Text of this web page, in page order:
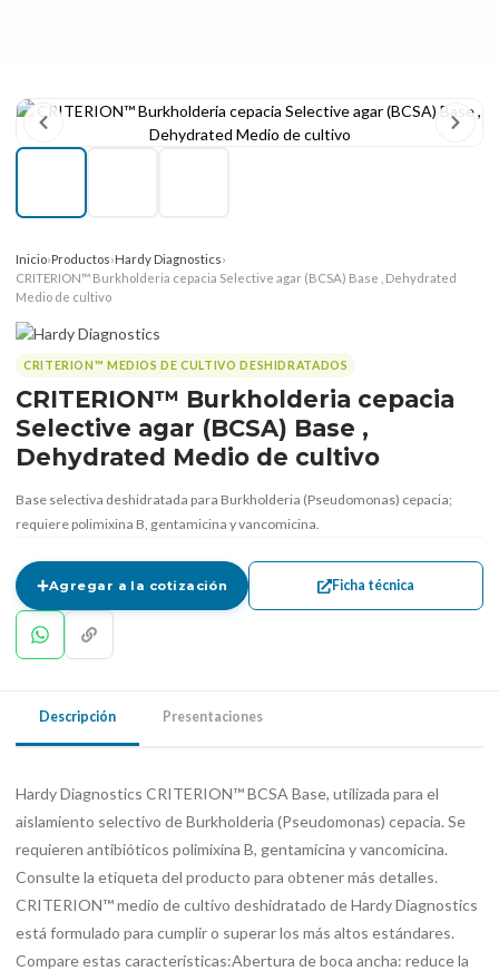
Inicio›Productos›Hardy Diagnostics›
CRITERION™ Burkholderia cepacia Selective agar (BCSA) Base , Dehydrated
Medio de cultivo
CRITERION™ MEDIOS DE CULTIVO DESHIDRATADOS
CRITERION™ Burkholderia cepacia
Selective agar (BCSA) Base ,
Dehydrated Medio de cultivo
Base selectiva deshidratada para Burkholderia (Pseudomonas) cepacia;
requiere polimixina B, gentamicina y vancomicina.
Agregar a la cotización Ficha técnica
Descripción Presentaciones
Hardy Diagnostics CRITERION™ BCSA Base, utilizada para el
aislamiento selectivo de Burkholderia (Pseudomonas) cepacia. Se
requieren antibióticos polimixina B, gentamicina y vancomicina.
Consulte la etiqueta del producto para obtener más detalles.
CRITERION™ medio de cultivo deshidratado de Hardy Diagnostics
está formulado para cumplir o superar los más altos estándares.
Compare estas características:Abertura de boca ancha: reduce la